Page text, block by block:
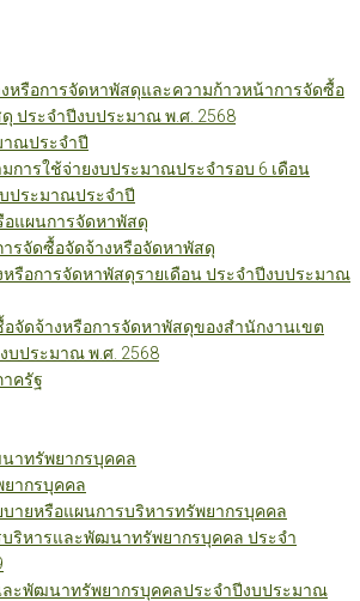
หรือการจัดหาพัสดุและความก้าวหน้าการจัดซื้อ
ประจำปีงบประมาณ พ.ศ. 2568
าณประจำปี
การใช้จ่ายงบประมาณประจำรอบ 6 เดือน
ประมาณประจำปี
แผนการจัดหาพัสดุ
ารจัดซื้อจัดจ้างหรือจัดหาพัสดุ
รือการจัดหาพัสดุรายเดือน ประจำปีงบประมาณ
จัดจ้างหรือการจัดหาพัสดุของสำนักงานเขต
บประมาณ พ.ศ. 2568
ครัฐ
าทรัพยากรบุคคล
ากรบุคคล
ายหรือแผนการบริหารทรัพยากรบุคคล
ริหารและพัฒนาทรัพยากรบุคคล ประจำ
ละพัฒนาทรัพยากรบุคคลประจำปีงบประมาณ